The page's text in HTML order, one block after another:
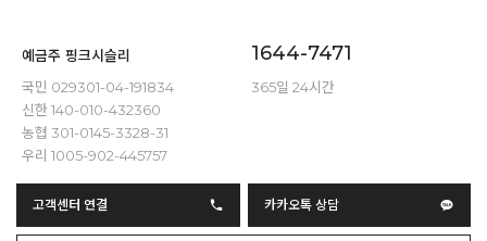
예금주 핑크시슬리
국민 029301-04-191834
신한 140-010-432360
농협 301-0145-3328-31
우리 1005-902-445757
1644-7471
365일 24시간
고객센터 연결 카카오톡 상담